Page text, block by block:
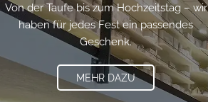
Von der Taufe bis zum Hochzeitstag – wir
haben für jedes Fest ein passendes
Geschenk.
MEHR DAZU